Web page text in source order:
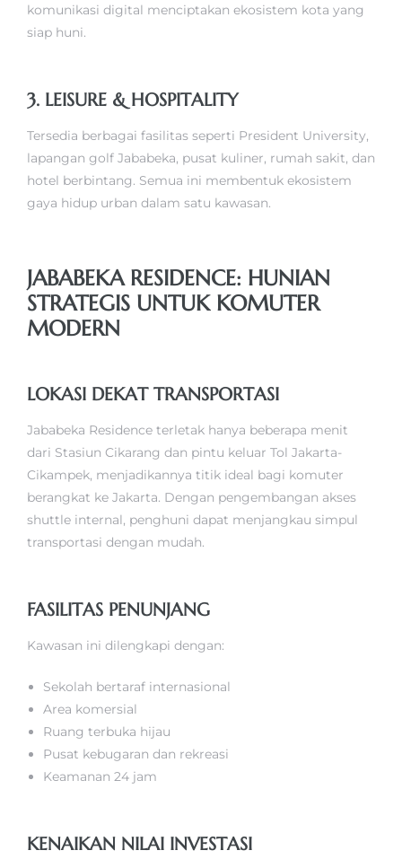
komunikasi digital menciptakan ekosistem kota yang
siap huni.
3. LEISURE & HOSPITALITY
Tersedia berbagai fasilitas seperti President University,
lapangan golf Jababeka, pusat kuliner, rumah sakit, dan
hotel berbintang. Semua ini membentuk ekosistem
gaya hidup urban dalam satu kawasan.
JABABEKA RESIDENCE: HUNIAN
STRATEGIS UNTUK KOMUTER
MODERN
LOKASI DEKAT TRANSPORTASI
Jababeka Residence terletak hanya beberapa menit
dari Stasiun Cikarang dan pintu keluar Tol Jakarta-
Cikampek, menjadikannya titik ideal bagi komuter
berangkat ke Jakarta. Dengan pengembangan akses
shuttle internal, penghuni dapat menjangkau simpul
transportasi dengan mudah.
FASILITAS PENUNJANG
Kawasan ini dilengkapi dengan:
Sekolah bertaraf internasional
Area komersial
Ruang terbuka hijau
Pusat kebugaran dan rekreasi
Keamanan 24 jam
KENAIKAN NILAI INVESTASI